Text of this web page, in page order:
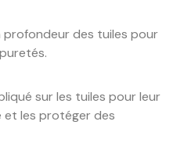
des tuiles pour
sur les tuiles pour leur
et les protéger des